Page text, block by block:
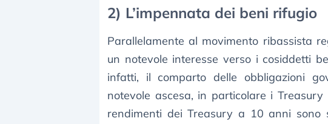
2) L’impennata dei beni rifugio
Parallelamente al movimento ribassista
un notevole interesse verso i cosiddetti
infatti, il comparto delle obbligazioni
notevole ascesa, in particolare i
rendimenti dei Treasury a 10 anni sono